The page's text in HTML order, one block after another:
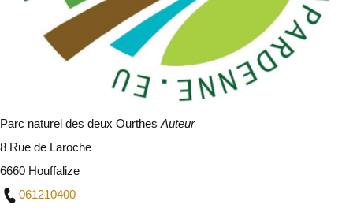
Parc naturel des deux Ourthes Auteur
8 Rue de Laroche
6660 Houffalize
061210400